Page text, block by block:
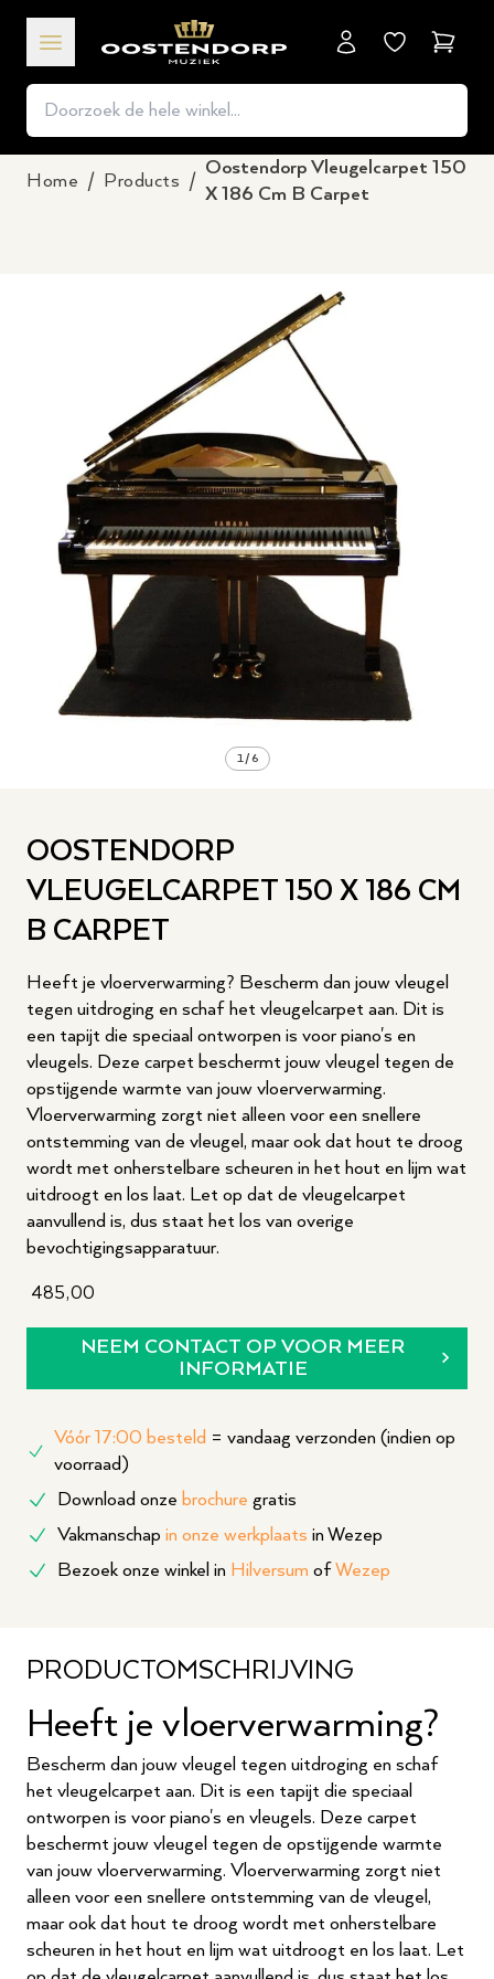
Home / Products /
Oostendorp Vleugelcarpet 150
X 186 Cm B Carpet
1/6
OOSTENDORP
VLEUGELCARPET 150 X 186 CM
B CARPET
Heeft je vloerverwarming? Bescherm dan jouw vleugel
tegen uitdroging en schaf het vleugelcarpet aan. Dit is
een tapijt die speciaal ontworpen is voor piano's en
vleugels. Deze carpet beschermt jouw vleugel tegen de
opstijgende warmte van jouw vloerverwarming.
Vloerverwarming zorgt niet alleen voor een snellere
ontstemming van de vleugel, maar ook dat hout te droog
wordt met onherstelbare scheuren in het hout en lijm wat
uitdroogt en los laat. Let op dat de vleugelcarpet
aanvullend is, dus staat het los van overige
bevochtigingsapparatuur.
485,00
NEEM CONTACT OP VOOR MEER
INFORMATIE
Vóór 17:00 besteld = vandaag verzonden (indien op
voorraad)
Download onze brochure gratis
Vakmanschap in onze werkplaats in Wezep
Bezoek onze winkel in Hilversum of Wezep
PRODUCTOMSCHRIJVING
Heeft je vloerverwarming?
Bescherm dan jouw vleugel tegen uitdroging en schaf
het vleugelcarpet aan. Dit is een tapijt die speciaal
ontworpen is voor piano's en vleugels. Deze carpet
beschermt jouw vleugel tegen de opstijgende warmte
van jouw vloerverwarming. Vloerverwarming zorgt niet
alleen voor een snellere ontstemming van de vleugel,
maar ook dat hout te droog wordt met onherstelbare
scheuren in het hout en lijm wat uitdroogt en los laat. Let